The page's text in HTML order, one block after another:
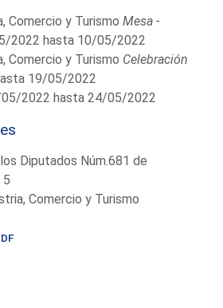
Comercio y TurismoMesa -
2022 hasta 10/05/2022
Comercio y Turismo Celebración
19/05/2022
2022 hasta 24/05/2022
Diputados Núm.681 de
Comercio y Turismo